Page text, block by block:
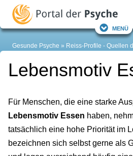
Menü
Gesunde Psyche Reiss-Profile - Quellen
Lebensmotiv
Für Menschen, die eine starke
Lebensmotiv Essen haben,
tatsächlich eine hohe Priorität im
bezeichnen sich selbst gerne als